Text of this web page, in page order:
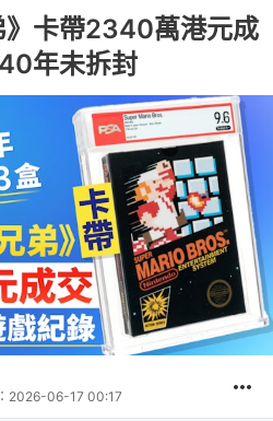
》卡帶2340萬港元成
年未拆封
2026-06-17 00:17